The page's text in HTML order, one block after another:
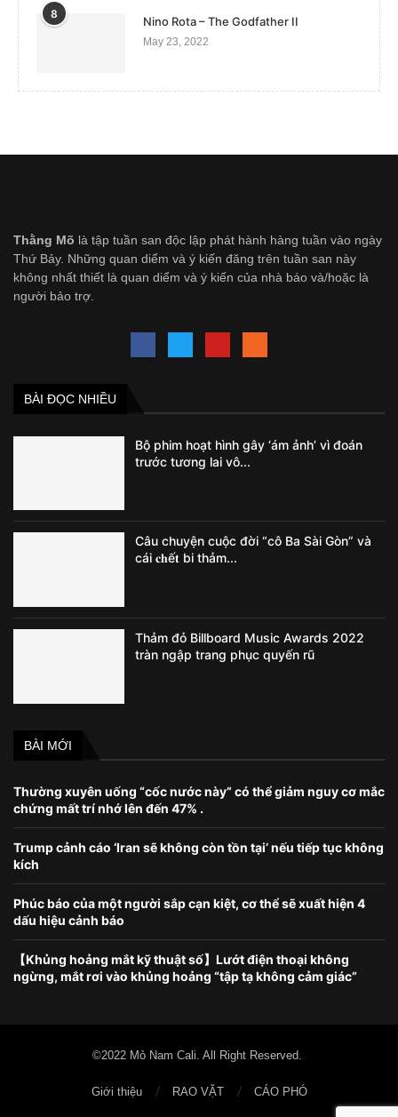
8
Nino Rota – The Godfather II
May 23, 2022
Thằng Mõ là tập tuần san độc lập phát hành hàng tuần vào ngày
Thứ Bảy. Những quan diểm và ý kiến đăng trên tuần san này
không nhất thiết là quan diểm và ý kiến của nhà báo và/hoặc là
người bảo trợ.
BÀI ĐỌC NHIỀU
Bộ phim hoạt hình gây ‘ám ảnh’ vì đoán
trước tương lai vô...
Câu chuyện cuộc đời “cô Ba Sài Gòn” và
cái 𝐜𝐡ế𝐭 bi thảm...
Thảm đỏ Billboard Music Awards 2022
tràn ngập trang phục quyến rũ
BÀI MỚI
Thường xuyên uống “cốc nước này” có thể giảm nguy cơ mắc
chứng mất trí nhớ lên đến 47% .
Trump cảnh cáo ‘Iran sẽ không còn tồn tại’ nếu tiếp tục không
kích
Phúc báo của một người sắp cạn kiệt, cơ thể sẽ xuất hiện 4
dấu hiệu cảnh báo
【Khủng hoảng mắt kỹ thuật số】Lướt điện thoại không
ngừng, mắt rơi vào khủng hoảng “tập tạ không cảm giác”
©2022 Mỏ Nam Cali. All Right Reserved.
Giới thiệu RAO VẶT CÁO PHÓ